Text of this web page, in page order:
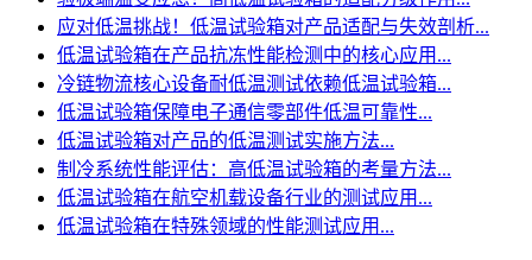
应对低温挑战！低温试验箱对产品适配与失效剖析...
低温试验箱在产品抗冻性能检测中的核心应用...
冷链物流核心设备耐低温测试依赖低温试验箱...
低温试验箱保障电子通信零部件低温可靠性...
低温试验箱对产品的低温测试实施方法...
制冷系统性能评估：高低温试验箱的考量方法...
低温试验箱在航空机载设备行业的测试应用...
低温试验箱在特殊领域的性能测试应用...